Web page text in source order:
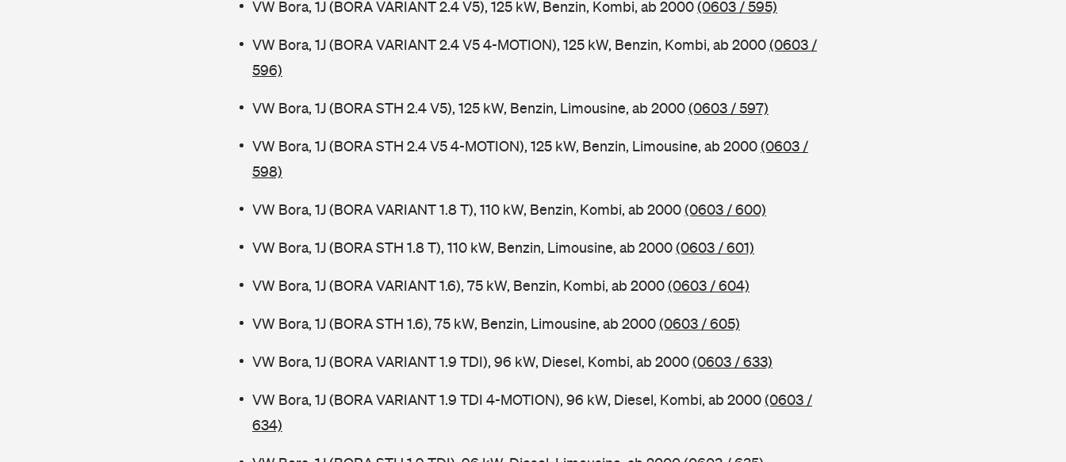
VW Bora, 1J (BORA VARIANT 2.4 V5), 125 kW, Benzin, Kombi, ab 2000(0603 / 595)
VW Bora, 1J (BORA VARIANT 2.4 V5 4-MOTION), 125 kW, Benzin, Kombi, ab 2000(0603 /
596)
VW Bora, 1J (BORA STH 2.4 V5), 125 kW, Benzin, Limousine, ab 2000(0603 / 597)
VW Bora, 1J (BORA STH 2.4 V5 4-MOTION), 125 kW, Benzin, Limousine, ab 2000(0603 /
598)
VW Bora, 1J (BORA VARIANT 1.8 T), 110 kW, Benzin, Kombi, ab 2000(0603 / 600)
VW Bora, 1J (BORA STH 1.8 T), 110 kW, Benzin, Limousine, ab 2000(0603 / 601)
VW Bora, 1J (BORA VARIANT 1.6), 75 kW, Benzin, Kombi, ab 2000(0603 / 604)
VW Bora, 1J (BORA STH 1.6), 75 kW, Benzin, Limousine, ab 2000(0603 / 605)
VW Bora, 1J (BORA VARIANT 1.9 TDI), 96 kW, Diesel, Kombi, ab 2000(0603 / 633)
VW Bora, 1J (BORA VARIANT 1.9 TDI 4-MOTION), 96 kW, Diesel, Kombi, ab 2000(0603 /
634)